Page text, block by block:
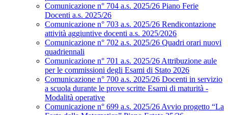
Comunicazione n° 704 a.s. 2025/26 Piano Ferie
Docenti a.s. 2025/26
Comunicazione n° 703 a.s. 2025/26 Rendicontazione
attività aggiuntive docenti a.s. 2025/2026
Comunicazione n° 702 a.s. 2025/26 Quadri orari nuovi
quadriennali
Comunicazione n° 701 a.s. 2025/26 Attribuzione aule
per le commissioni degli Esami di Stato 2026
Comunicazione n° 700 a.s. 2025/26 Docenti in servizio
a scuola durante le prove scritte Esami di maturità -
Modalità operative
Comunicazione n° 699 a.s. 2025/26 Avvio progetto “La